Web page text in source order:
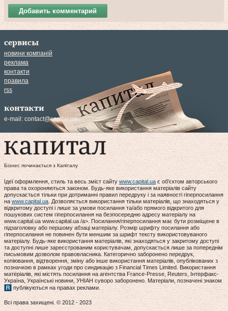
Добавить комментарий
сервисы
новини компаній
реклама
контакти
правила
rss
контакти
e-mail: contact@capital.ua
Бізнес починається з Капіталу
Ідеї оформлення, стиль та весь зміст сайту www.capital.uaє об'єктом авторського
права та охороняються законом. Будь-яке використання матеріалів сайту
допускається тільки при дотриманні правил передруку і за наявності гіперпосилання
на www.capital.ua. Дозволяється використання тільки матеріалів, що знаходяться у
відкритому доступі і лише за умови посилання та/або прямого відкритого для
пошукових систем гіперпосилання на безпосередню адресу матеріалу на
www.capital.ua www.capital.ua /a>. Посилання/гіперпосилання має бути розміщене в
підзаголовку або першому абзаці матеріалу. Розмір шрифту посилання або
гіперпосилання не повинен бути меншим за шрифт тексту використовуваного
матеріалу. Будь-яке використання матеріалів, які знаходяться у закритому доступі
та доступні лише зареєстрованим користувачам, допускається лише за попереднім
письмовим дозволом правовласника. Категорично заборонено передрук,
копіювання, відтворення, зміну або інше використання матеріалів, опублікованих з
позначкою в рамках угоди про синдикацію з Financial Times Limited. Використання
матеріалів, які містять посилання на агентства France-Presse, Reuters, Інтерфакс-
Україна, Українські новини, УНІАН суворо заборонено. Матеріали, позначені знаком
публікуються на правах реклами.
Всі права захищені. © 2012 - 2023